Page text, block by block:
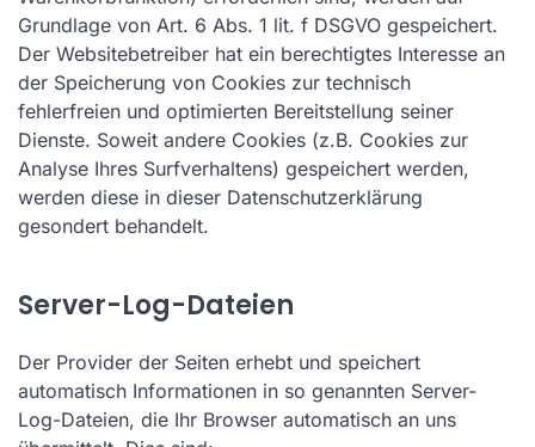
Grundlage von Art. 6 Abs. 1 lit. f DSGVO gespeichert.
Der Websitebetreiber hat ein berechtigtes Interesse an
der Speicherung von Cookies zur technisch
fehlerfreien und optimierten Bereitstellung seiner
Dienste. Soweit andere Cookies (z.B. Cookies zur
Analyse Ihres Surfverhaltens) gespeichert werden,
werden diese in dieser Datenschutzerklärung
gesondert behandelt.
Server-Log-Dateien
Der Provider der Seiten erhebt und speichert
automatisch Informationen in so genannten Server-
Log-Dateien, die Ihr Browser automatisch an uns